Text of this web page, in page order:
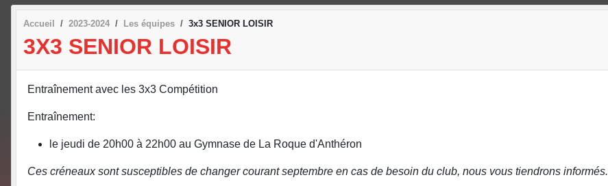
Accueil 2023-2024 Les équipes 3x3 SENIOR LOISIR
3X3 SENIOR LOISIR
Entraînement avec les 3x3 Compétition
Entraînement:
le jeudi de 20h00 à 22h00 au Gymnase de La Roque d'Anthéron
Ces créneaux sont susceptibles de changer courant septembre en cas de besoin du club, nous vous tiendrons informés.